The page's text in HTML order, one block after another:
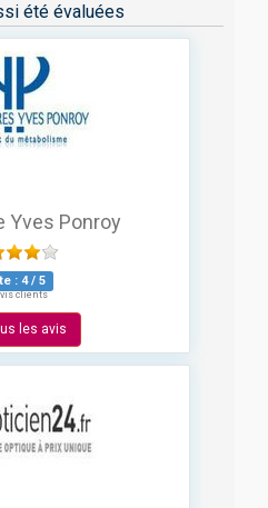
été évaluées
Yves Ponroy
: 4/ 5
clients
les avis